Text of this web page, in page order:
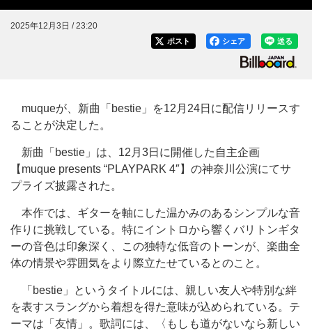
2025年12月3日 / 23:20
送る
シェア
ポスト
muqueが、新曲「bestie」を12月24日に配信リリースす
ることが決定した。
新曲「bestie」は、12月3日に開催した自主企画
【muque presents “PLAYPARK 4″】の神奈川公演にてサ
プライズ披露された。
本作では、ギターを軸にした温かみのあるシンプルな音
作りに挑戦している。特にイントロから響くバリトンギタ
ーの音色は印象深く、この独特な低音のトーンが、楽曲全
体の情景や雰囲気をより際立たせているとのこと。
「bestie」というタイトルには、親しい友人や特別な絆
を表すスラングから着想を得た意味が込められている。テ
ーマは「友情」。歌詞には、〈もしも道がないなら新しい